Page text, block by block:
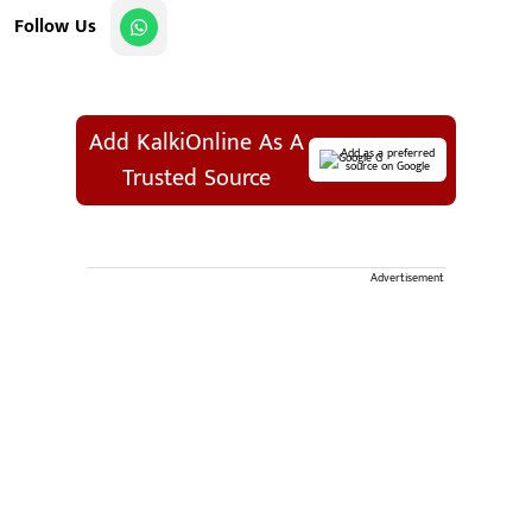
Follow Us
Add KalkiOnline As A
Trusted Source
Add as a preferred
source on Google
Advertisement